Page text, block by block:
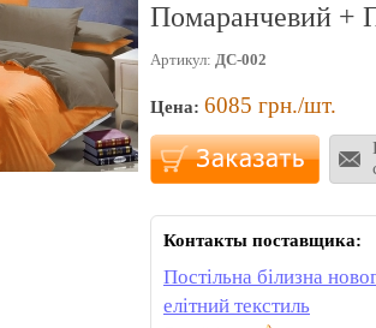
Помаранчевий +
Артикул: ДС-002
Цена: 6085 грн./шт.
Контакты поставщика:
Постільна білизна
елітний текстиль